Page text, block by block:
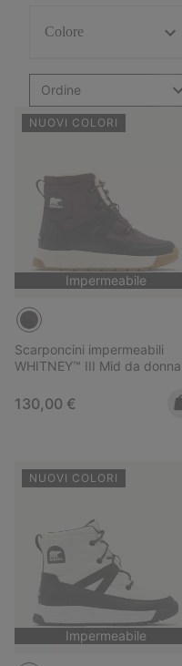
Colore
Ordine
NUOVI COLORI
Impermeabile
Scarponcini impermeabili
WHITNEY™ III Mid da donna
Regular price:
130,00 €
NUOVI COLORI
Impermeabile